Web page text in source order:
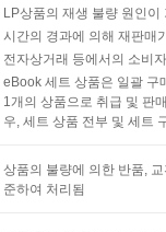
LP상품의 재생 불량 원인
시간의 경과에 의해 재판매
전자상거래 등에서의 소비
eBook 세트 상품은 일괄 구
1개의 상품으로 취급 및 판
우, 세트 상품 전부 및 세트
상품의 불량에 의한 반품,
준하여 처리됨